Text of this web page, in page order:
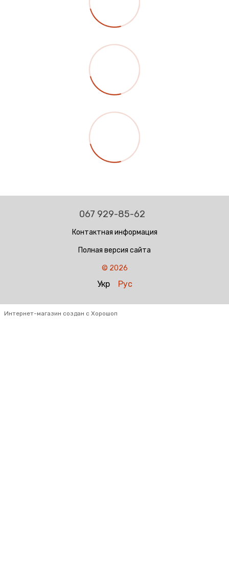
067 929-85-62
Контактная информация
Полная версия сайта
© 2026
Укр Рус
Интернет-магазин создан с Хорошоп